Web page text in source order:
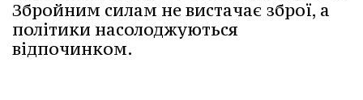
Збройним силам не вистачає зброї, а
політики насолоджуються
відпочинком.